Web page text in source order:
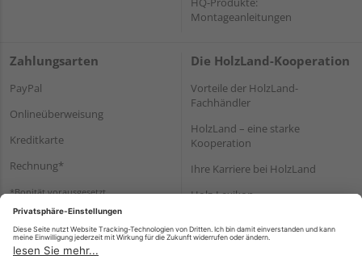
Montageanleitungen
Zahlungsarten
PayPal
Onlineüberweisung
Kreditkarte
Rechnung*
*Bonität vorausgesetzt
Die HolzLand-Kooperation
Vorteile der HolzLand-
Fachhändler
HolzLand – eine starke
Kooperation
Ihre Karriere bei HolzLand
Holz-Lexikon